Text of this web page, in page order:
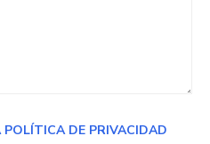
POLÍTICA DE PRIVACIDAD